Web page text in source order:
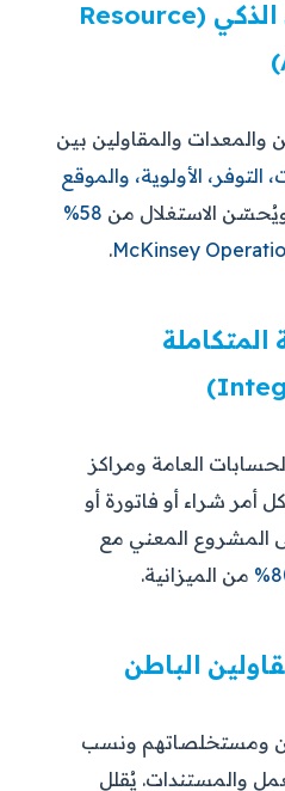
2. تخصيص الموارد الذكي (Resource
والمقاولين بين
التوفر، الأولوية، والموقع
الاستغلال من
58%
McKinsey
.
المتكاملة
العامة ومراكز
أمر شراء أو فاتورة أو
المعني مع
من الميزانية.
ومستخلصاتهم ونسب
والمستندات. يُقلل